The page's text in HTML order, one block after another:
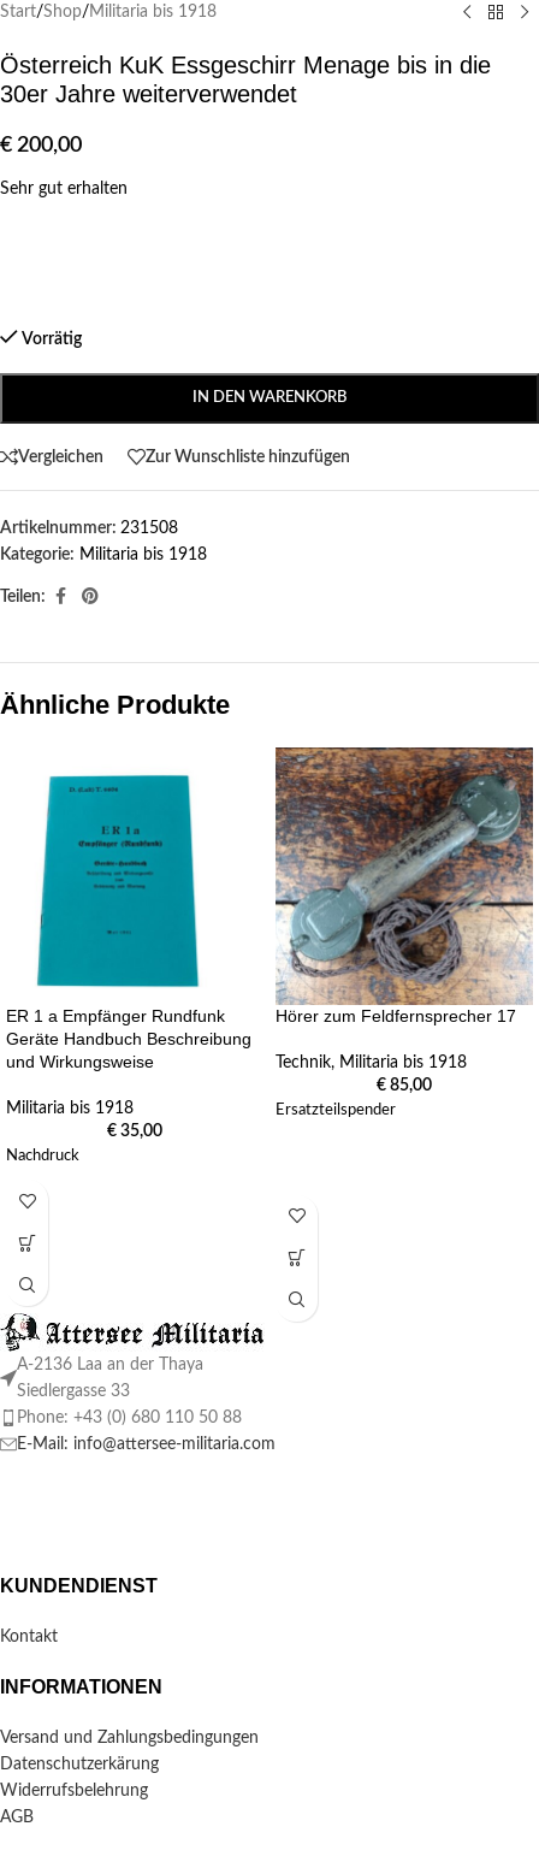
Start/Shop/ Militaria bis 1918
Österreich KuK Essgeschirr Menage bis in die
30er Jahre weiterverwendet
€ 200,00
Sehr gut erhalten
Vorrätig
IN DEN WARENKORB
Vergleichen Zur Wunschliste hinzufügen
Artikelnummer: 231508
Kategorie: Militaria bis 1918
Teilen:
Ähnliche Produkte
ER 1 a Empfänger Rundfunk
Geräte Handbuch Beschreibung
und Wirkungsweise
Militaria bis 1918
€ 35,00
Nachdruck
Hörer zum Feldfernsprecher 17
Technik, Militaria bis 1918
€ 85,00
Ersatzteilspender
A-2136 Laa an der Thaya
Siedlergasse 33
Phone: +43 (0) 680 110 50 88
E-Mail: info@attersee-militaria.com
KUNDENDIENST
Kontakt
INFORMATIONEN
Versand und Zahlungsbedingungen
Datenschutzerkärung
Widerrufsbelehrung
AGB